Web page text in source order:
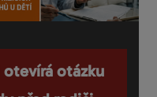
otevírá otázku